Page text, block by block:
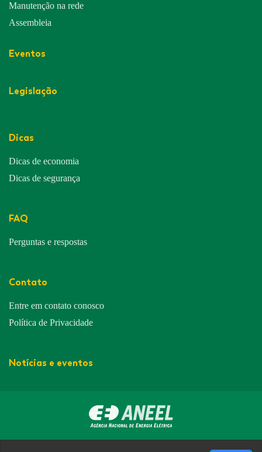
Manutenção na rede
Assembleia
Eventos
Legislação
Dicas
Dicas de economia
Dicas de segurança
FAQ
Perguntas e respostas
Contato
Entre em contato conosco
Política de Privacidade
Notícias e eventos
Avenida Padre Herval Fontanella nº 443, Bairro Centro Jacinto